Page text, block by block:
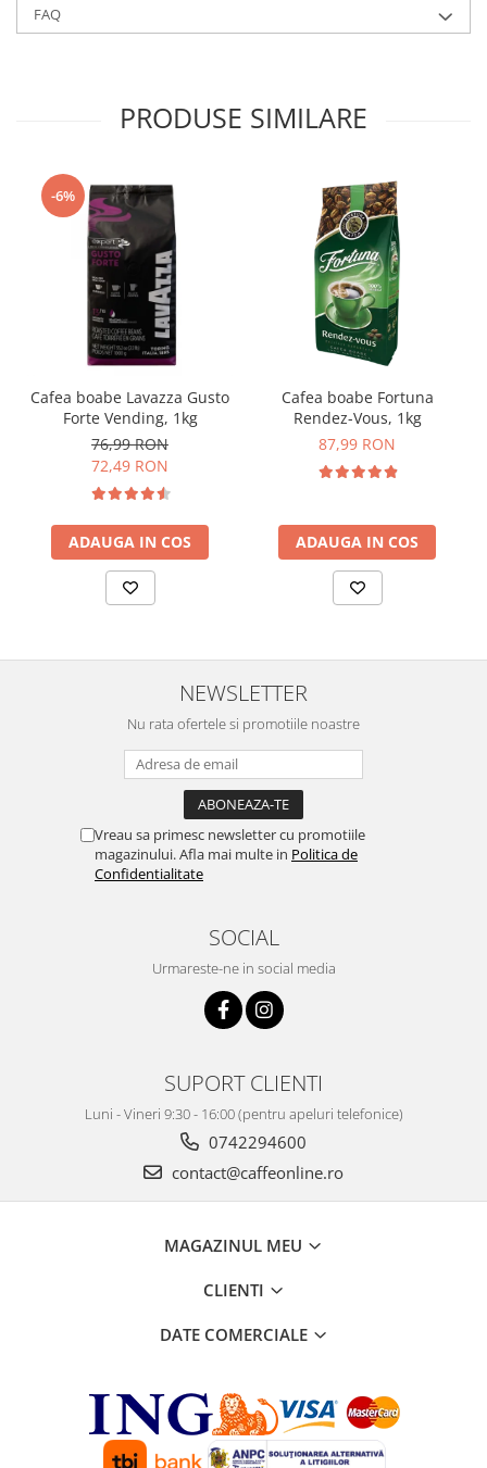
FAQ
PRODUSE SIMILARE
-6%
Cafea boabe Lavazza Gusto
Forte Vending, 1kg
76,99 RON
72,49 RON
ADAUGA IN COS
Cafea boabe Fortuna
Rendez-Vous, 1kg
87,99 RON
ADAUGA IN COS
NEWSLETTER
Nu rata ofertele si promotiile noastre
Vreau sa primesc newsletter cu promotiile
magazinului. Afla mai multe in Politica de
Confidentialitate
SOCIAL
Urmareste-ne in social media
SUPORT CLIENTI
Luni - Vineri 9:30 - 16:00 (pentru apeluri telefonice)
0742294600
contact@caffeonline.ro
MAGAZINUL MEU
CLIENTI
DATE COMERCIALE